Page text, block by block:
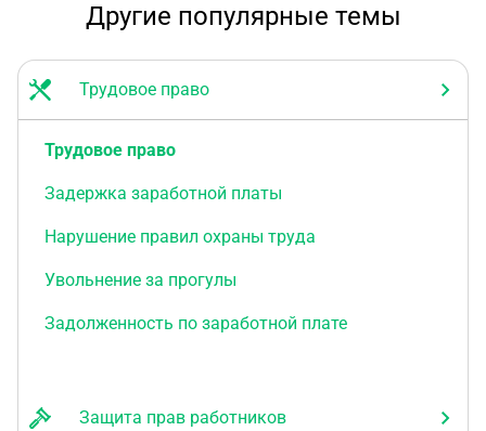
Другие популярные темы
Трудовое право
Трудовое право
Задержка заработной платы
Нарушение правил охраны труда
Увольнение за прогулы
Задолженность по заработной плате
Защита прав работников